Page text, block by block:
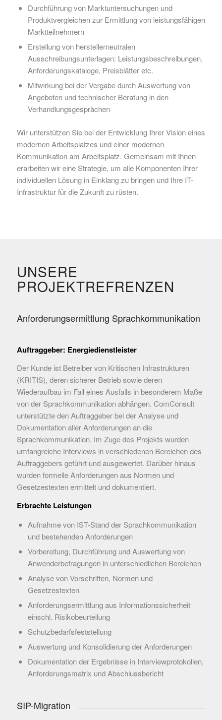
Durchführung von Marktuntersuchungen und
Produktvergleichen zur Ermittlung von leistungsfähigen
Marktteilnehmern
Erstellung von herstellerneutralen
Ausschreibungsunterlagen: Leistungsbeschreibungen,
Anforderungskataloge, Preisblätter etc.
Mitwirkung bei der Vergabe durch Auswertung von
Angeboten und technischer Beratung in den
Verhandlungsgesprächen
Wir unterstützen Sie bei der Entwicklung Ihrer Vision eines
modernen Arbeitsplatzes und einer modernen
Kommunikation am Arbeitsplatz. Gemeinsam mit Ihnen
erarbeiten wir eine Strategie, um alle Komponenten Ihrer
individuellen Lösung in Einklang zu bringen und Ihre IT-
Infrastruktur für die Zukunft zu rüsten.
UNSERE
PROJEKTREFRENZEN
Anforderungsermittlung Sprachkommunikation
Auftraggeber: Energiedienstleister
Der Kunde ist Betreiber von Kritischen Infrastrukturen
(KRITIS), deren sicherer Betrieb sowie deren
Wiederaufbau im Fall eines Ausfalls in besonderem Maße
von der Sprachkommunikation abhängen. ComConsult
unterstützte den Auftraggeber bei der Analyse und
Dokumentation aller Anforderungen an die
Sprachkommunikation. Im Zuge des Projekts wurden
umfangreiche Interviews in verschiedenen Bereichen des
Auftraggebers geführt und ausgewertet. Darüber hinaus
wurden formelle Anforderungen aus Normen und
Gesetzestexten ermittelt und dokumentiert.
Erbrachte Leistungen
Aufnahme von IST-Stand der Sprachkommunikation
und bestehenden Anforderungen
Vorbereitung, Durchführung und Auswertung von
Anwenderbefragungen in unterschiedlichen Bereichen
Analyse von Vorschriften, Normen und
Gesetzestexten
Anforderungsermittlung aus Informationssicherheit
einschl. Risikobeurteilung
Schutzbedarfsfeststellung
Auswertung und Konsolidierung der Anforderungen
Dokumentation der Ergebnisse in Interviewprotokollen,
Anforderungsmatrix und Abschlussbericht
SIP-Migration